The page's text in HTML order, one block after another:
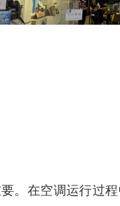
。在空调运行